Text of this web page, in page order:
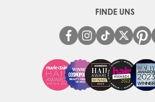
FINDE UNS